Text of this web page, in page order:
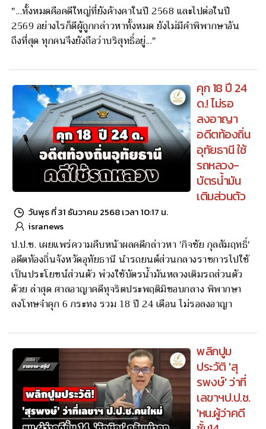
"...ทั้งหมดคือคดีใหญ่ที่ยังค้างคาในปี 2568 และไปต่อในปี
2569 อย่างไรก็ดีผู้ถูกกล่าวหาทั้งหมด ยังไม่มีคำพิพากษาอัน
ถึงที่สุด ทุกคนจึงยังถือว่าบริสุทธิ์อยู่..."
คุก 18 ปี 24
ด.! ไม่รอ
ลงอาญา
อดีตท้องถิ่น
อุทัยธานี ใช้
รถหลวง-
บัตรน้ำมัน
เติมส่วนตัว
วันพุธ ที่ 31 ธันวาคม 2568 เวลา 10:17 น.
isranews
ป.ป.ช. เผยแพร่ความคืบหน้าผลคดีกล่าวหา 'กิจชัย กุลสัมฤทธิ์'
อดีตท้องถิ่นจังหวัดอุทัยธานี นำรถยนต์ส่วนกลางราชการไปใช้
เป็นประโยชน์ส่วนตัว พ่วงใช้บัตรน้ำมันหลวงเติมรถส่วนตัว
ด้วย ล่าสุด ศาลอาญาคดีทุจริตประพฤติมิชอบกลาง พิพากษา
ลงโทษจำคุก 6 กระทง รวม 18 ปี 24 เดือน ไม่รอลงอาญา
พลิกปูม
ประวัติ 'สุ
รพงษ์' ว่าที่
เลขาฯป.ป.ช.
'หน.ผู้ว่าคดี